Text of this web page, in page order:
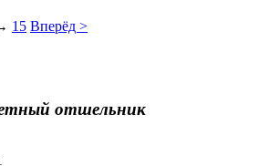
15 Вперёд >
отшельник